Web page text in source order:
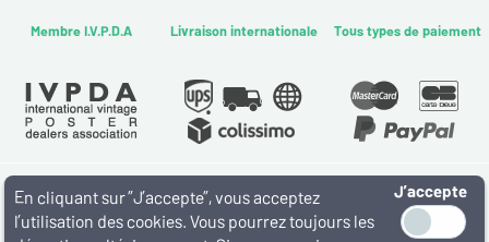
Membre I.V.P.D.A Livraison internationale Tous types de paiement
WWW.MASTERPOSTERS.COM
By ESTAMPE MODERNE & SPORTIVE
J’accepte
En cliquant sur ”J’accepte”, vous acceptez
l’utilisation des cookies. Vous pourrez toujours les